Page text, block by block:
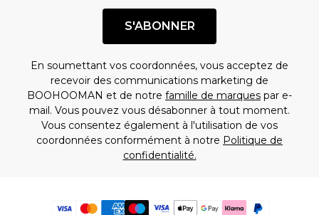
S'ABONNER
En soumettant vos coordonnées, vous acceptez de
recevoir des communications marketing de
BOOHOOMAN et de notre famille de marques par e-
mail. Vous pouvez vous désabonner à tout moment.
Vous consentez également à l'utilisation de vos
coordonnées conformément à notre Politique de
confidentialité.